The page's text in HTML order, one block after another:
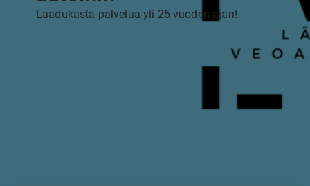
Laadukasta palvelua yli 25 vuoden ajan!